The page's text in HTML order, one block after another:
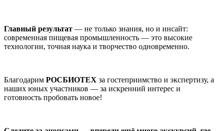
Главный результат — не только знания, но и инсайт:
современная пищевая промышленность — это высокие
технологии, точная наука и творчество одновременно.
Благодарим РОСБИОТЕХ за гостеприимство и экспертизу, а
наших юных участников — за искренний интерес и
готовность пробовать новое!